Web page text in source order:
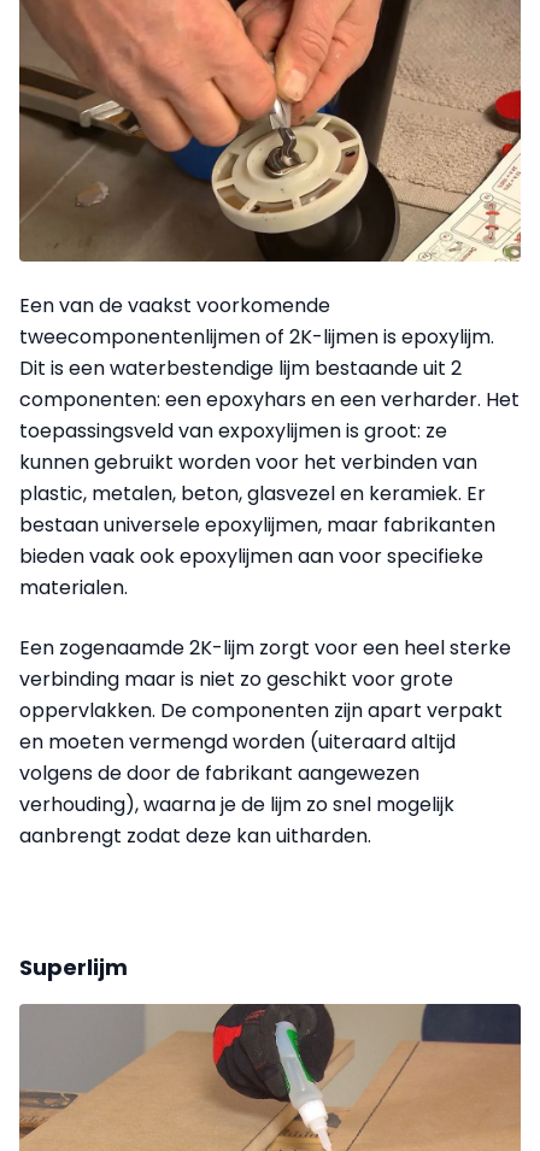
Een van de vaakst voorkomende
tweecomponentenlijmen of 2K-lijmen is epoxylijm.
Dit is een waterbestendige lijm bestaande uit 2
componenten: een epoxyhars en een verharder. Het
toepassingsveld van expoxylijmen is groot: ze
kunnen gebruikt worden voor het verbinden van
plastic, metalen, beton, glasvezel en keramiek. Er
bestaan universele epoxylijmen, maar fabrikanten
bieden vaak ook epoxylijmen aan voor specifieke
materialen.
Een zogenaamde 2K-lijm zorgt voor een heel sterke
verbinding maar is niet zo geschikt voor grote
oppervlakken. De componenten zijn apart verpakt
en moeten vermengd worden (uiteraard altijd
volgens de door de fabrikant aangewezen
verhouding), waarna je de lijm zo snel mogelijk
aanbrengt zodat deze kan uitharden.
Superlijm